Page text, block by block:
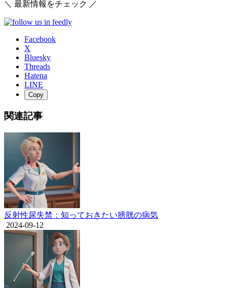
＼ 最新情報をチェック ／
Facebook
X
Bluesky
Threads
Hatena
LINE
Copy
関連記事
反射性尿失禁：知っておきたい膀胱の病気
2024-09-12